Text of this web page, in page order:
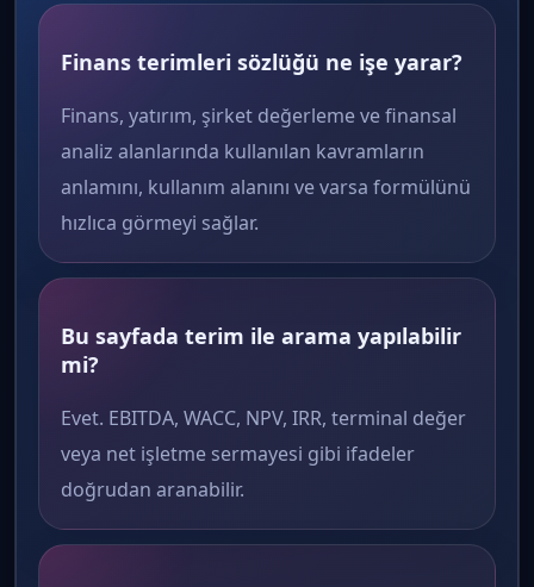
Finans terimleri sözlüğü ne işe yarar?
Finans, yatırım, şirket değerleme ve finansal
analiz alanlarında kullanılan kavramların
anlamını, kullanım alanını ve varsa formülünü
hızlıca görmeyi sağlar.
Bu sayfada terim ile arama yapılabilir
mi?
Evet. EBITDA, WACC, NPV, IRR, terminal değer
veya net işletme sermayesi gibi ifadeler
doğrudan aranabilir.